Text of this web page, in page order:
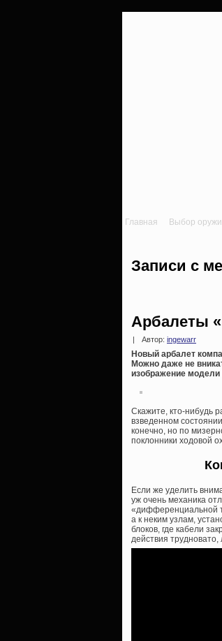
Главная Выбор
Записи с
Арбалеты
Автор: ingewarr
Новый арбалет
Можно даже не
изображение модели
Скажите, кто-нибудь
взведенном
конечно, но по
поклонники ходовой
Если же уделить
уж очень механика
«дифференциальной
а к неким узлам,
блоков, где кабели
действия трудновато,